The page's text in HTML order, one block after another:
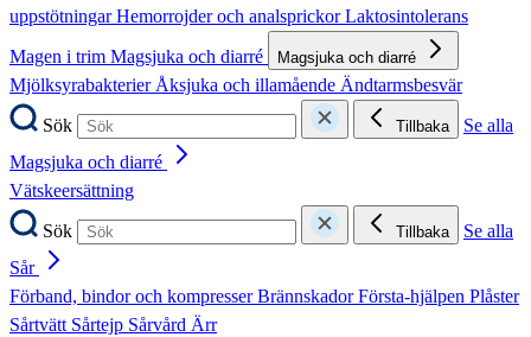
uppstötningarHemorrojder och analsprickorLaktosintolerans
Magen i trim Magsjuka och diarré Magsjuka och diarré
MjölksyrabakterierÅksjuka och illamående Ändtarmsbesvär
Sök
Tillbaka
Se alla
Magsjuka och diarré
Vätskeersättning
Sök
Tillbaka
Se alla
Sår
Förband, bindor och kompresserBrännskadorFörsta-hjälpen Plåster
Sårtvätt Sårtejp Sårvård Ärr